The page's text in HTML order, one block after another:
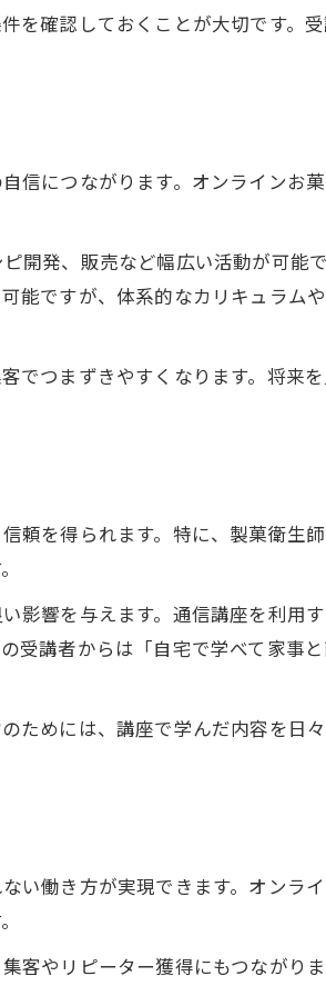
室資格取得術
簡単になる
を軽減
室資格取得の魅力
スクを防ぐコツ
資格とは
を進める方法
室資格取得のポイント
菓子教室資格知識
を確認しておくことが大切です。
信につながります。オンラインお
開発、販売など幅広い活動が可能
能ですが、体系的なカリキュラム
でつまずきやすくなります。将来
頼を得られます。特に、製菓衛生
影響を与えます。通信講座を利用
受講者からは「自宅で学べて家事
ためには、講座で学んだ内容を日
い働き方が実現できます。オンラ
客やリピーター獲得にもつながり